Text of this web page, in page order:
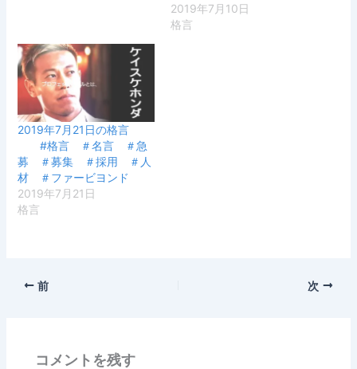
2019年7月10日
格言
2019年7月21日の格言
#格言 ＃名言 ＃急
募 ＃募集 ＃採用 ＃人
材 ＃ファービヨンド
2019年7月21日
格言
前 次
コメントを残す